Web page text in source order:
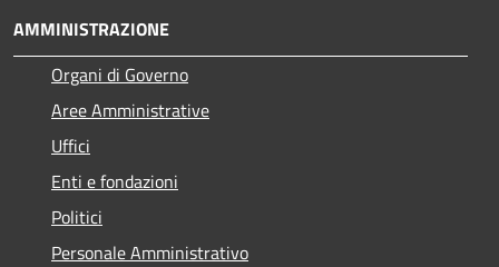
AMMINISTRAZIONE
Organi di Governo
Aree Amministrative
Uffici
Enti e fondazioni
Politici
Personale Amministrativo